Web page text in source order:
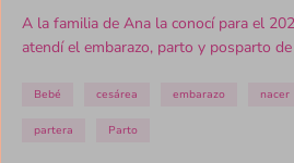
A la familia de Ana la conocí para el
atendí el embarazo, parto y posparto de
Bebé cesárea embarazo nacer
partera Parto